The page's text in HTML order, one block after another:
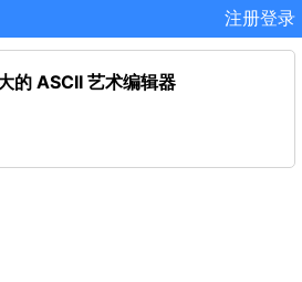
注册登录
的 ASCII 艺术编辑器